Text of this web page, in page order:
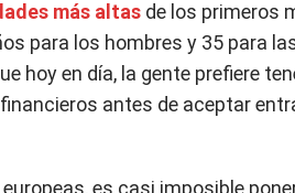
más altas de los primeros
para los hombres y 35 para
hoy en día, la gente prefiere
antes de aceptar
es casi imposible